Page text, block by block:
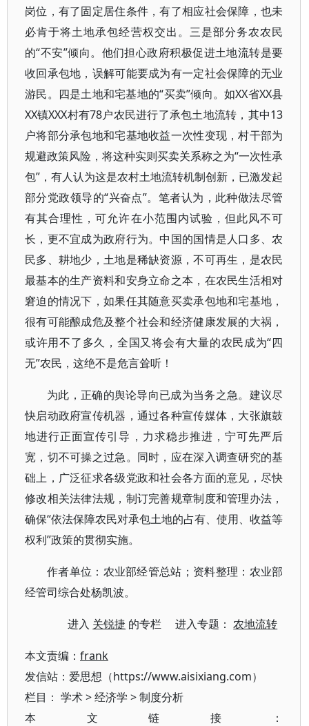
岗位，有了固定居住条件，有了相应社会保障，也未
必肯于将土地承包经营权交出。三是部分务农农民
的“不安”倾向。他们担心政府积极促进土地流转是要
收回承包地，误解可能要成为有一定社会保障的无业
游民。四是土地和宅基地的“买卖”倾向。如XX省XX县
XX镇XXX村有78户农民进行了承包土地流转，其中13
户将部分承包地和宅基地收益一次性变现，村干部为
规避政策风险，将这种实则买卖关系称之为“一次性承
包”，有人认为这是农村土地流转机制创新，已激发起
部分党政领导的“兴奋点”。笔者认为，此种做法尽管
有其合理性，可允许在小范围内试验，但此风不可
长，更不宜成为政府行为。中国的国情是人口多、农
民多、耕地少，土地是稀缺资源，不可再生，是农民
最基本的生产资料和安身立命之本，在农民生活相对
窘迫的情况下，如果任其随意买卖承包地和宅基地，
很有可能酿成危及整个社会和经济健康发展的大祸，
或许用不了多久，全国又将会有大量的农民成为“四
无”农民，这绝不是危言耸听！
为此，正确的舆论导向已成为当务之急。建议尽
快启动政府宣传机器，通过各种宣传媒体，大张旗鼓
地进行正面宣传引导，力求稳步推进，宁可先严后
宽，切不可操之过急。同时，应在深入调查研究的基
础上，广泛征求各级党政和社会各方面的意见，尽快
修改相关法律法规，制订完善规章制度和管理办法，
确保“依法保障农民对承包土地的占有、使用、收益等
权利”政策的贯彻实施。
作者单位：农业部经管总站；资料整理：农业部
经管司综合处杨凯波。
进入 关锐捷 的专栏 进入专题：农地流转
本文责编： frank
发信站：爱思想（https://www.aisixiang.com）
栏目： 学术>经济学 >制度分析
本文链接：